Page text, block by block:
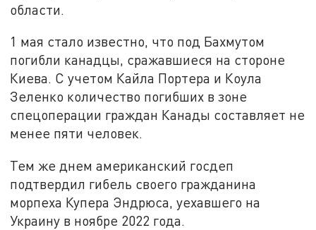
области.
1 мая стало известно, что под Бахмутом
погибли канадцы, сражавшиеся на стороне
Киева. С учетом Кайла Портера и Коула
Зеленко количество погибших в зоне
спецоперации граждан Канады составляет не
менее пяти человек.
Тем же днем американский госдеп
подтвердил гибель своего гражданина
морпеха Купера Эндрюса, уехавшего на
Украину в ноябре 2022 года.